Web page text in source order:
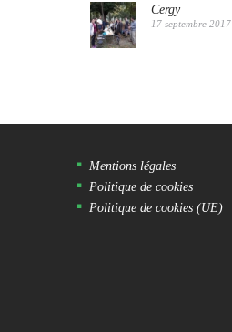
Cergy
17 septembre 2017
Mentions légales
Politique de cookies
Politique de cookies (UE)